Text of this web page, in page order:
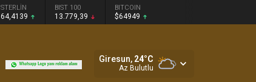
STERLİN
64,4139
BIST 100
13.779,39
BITCOIN
$64949
Giresun, 24°C
Az Bulutlu